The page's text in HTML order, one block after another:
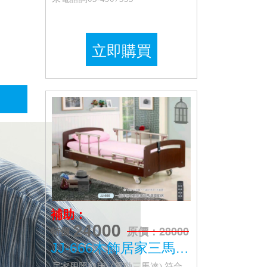
立即購買
補助：
特價 24000 原價：28000
JJ-666木飾居家三馬達電動床